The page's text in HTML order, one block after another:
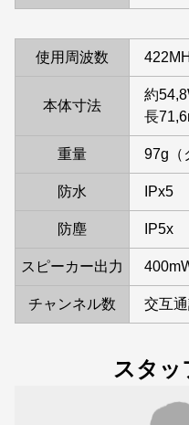
使用周波数
本体寸法
約
長
重量 97g（
防水 IPx5
防塵 IP5x
スピーカー出力
チャンネル数 交互
スタッ